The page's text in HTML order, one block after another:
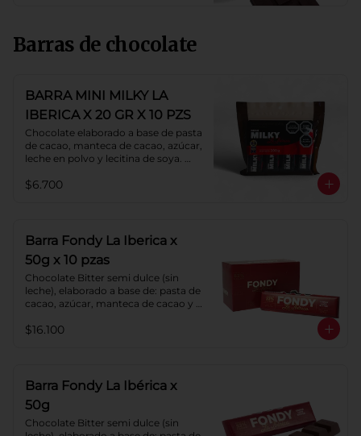
Barras de chocolate
BARRA MINI MILKY LA
IBERICA X 20 GR X 10 PZS
Chocolate elaborado a base de pasta
de cacao, manteca de cacao, azúcar,
leche en polvo y lecitina de soya.
$6.700
Barra Fondy La Iberica x
50g x 10 pzas
Chocolate Bitter semi dulce (sin
leche), elaborado a base de: pasta de
cacao, azúcar, manteca de cacao y
cacao: 52%.
$16.100
Barra Fondy La Ibérica x
50g
Chocolate Bitter semi dulce (sin